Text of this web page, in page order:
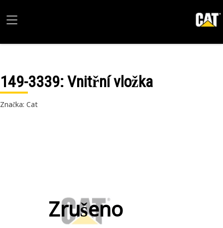
149-3339: Vnitřní vložka
Značka: Cat
Zrušeno